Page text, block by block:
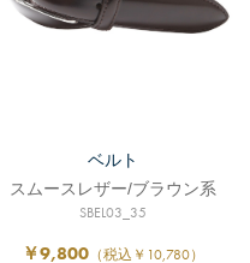
ベルト
スムースレザー/ブラウン系
SBEL03_35
￥9,800（税込￥10,780）